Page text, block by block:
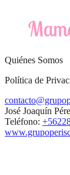
Quiénes Somos
Política de
José Joaquín
Teléfono: